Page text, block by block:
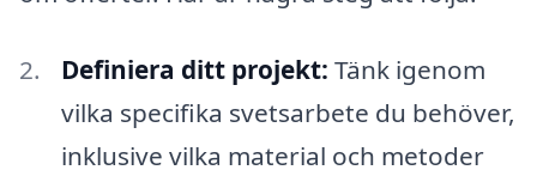
Definiera ditt projekt: Tänk igenom
vilka specifika svetsarbete du behöver,
inklusive vilka material och metoder